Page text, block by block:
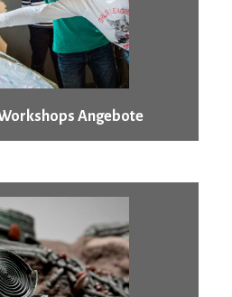
Angebote